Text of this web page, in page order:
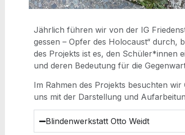
Jähr­lich füh­ren wir von der IG
ges­sen – Opfer des Holo­caust“ durch,
des Pro­jekts ist es, den Schüler*innen
und deren Bedeu­tung für die
Im Rah­men des Pro­jekts besuch­ten
uns mit der Dar­stel­lung und
Blin­den­werk­statt Otto Weidt